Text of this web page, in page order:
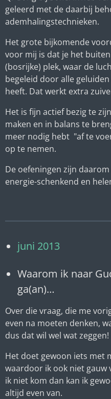
geleerd met de daarbij
ademhalingstechnieken.
Het grote bijkomende
voor mij is dat je het
(bosrijke) plek, waar de
begeleid door alle
heeft. Dat werkt extra
Het is fijn actief bezig te
maken en in balans te
meer nodig hebt "af te
op te nemen.
De oefeningen zijn
energie-schenkend en
juni 2013
Waarom ik naar
ga(an)…
Over die vraag, die me
even na moeten denken,
dus dat wil wel wat zeggen!
Het doet gewoon iets met
waardoor ik ook niet gauw
ik niet kom dan kan ik
altijd even van.